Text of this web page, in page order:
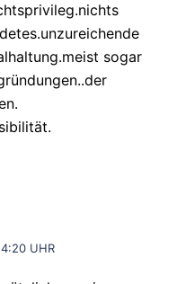
sogar
UHR